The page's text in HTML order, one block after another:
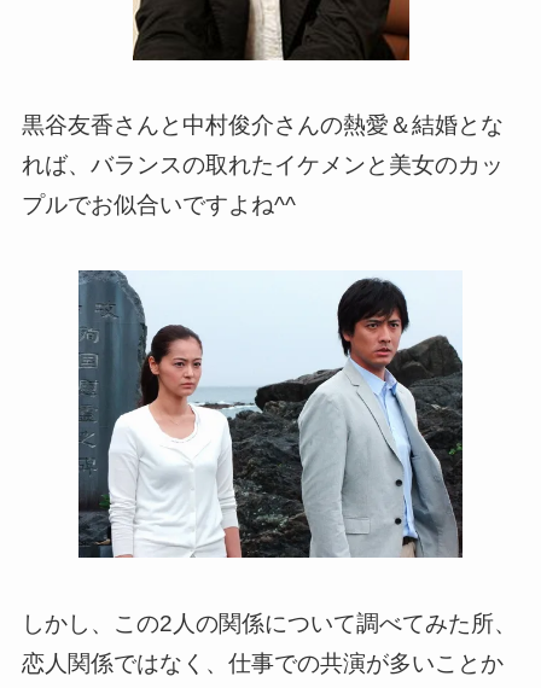
黒谷友香さんと中村俊介さんの熱愛＆結婚とな
れば、バランスの取れたイケメンと美女のカッ
プルでお似合いですよね^^
しかし、この2人の関係について調べてみた所、
恋人関係ではなく、仕事での共演が多いことか